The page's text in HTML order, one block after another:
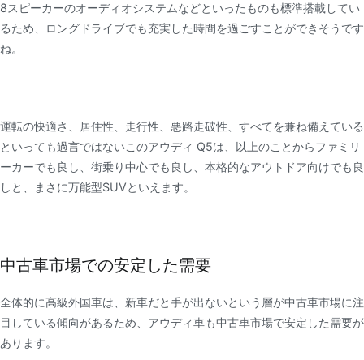
8スピーカーのオーディオシステムなどといったものも標準搭載してい
るため、ロングドライブでも充実した時間を過ごすことができそうです
ね。
運転の快適さ、居住性、走行性、悪路走破性、すべてを兼ね備えている
といっても過言ではないこのアウディ Q5は、以上のことからファミリ
ーカーでも良し、街乗り中心でも良し、本格的なアウトドア向けでも良
しと、まさに万能型SUVといえます。
中古車市場での安定した需要
全体的に高級外国車は、新車だと手が出ないという層が中古車市場に注
目している傾向があるため、アウディ車も中古車市場で安定した需要が
あります。